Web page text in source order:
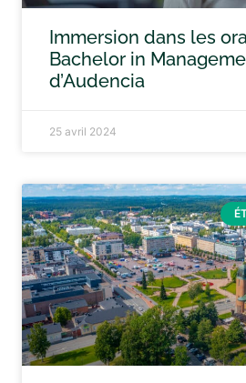
Immersion dans les
Bachelor in
d’Audencia
25 avril 2024